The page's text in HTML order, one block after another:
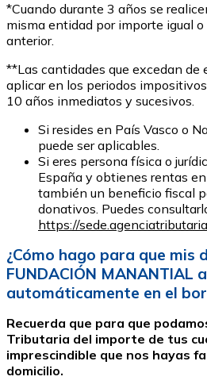
*Cuando durante 3 años se
misma entidad por importe igual o
anterior.
**Las cantidades que excedan de
aplicar en los periodos
10 años inmediatos y sucesivos.
Si resides en País Vasco o
puede ser aplicables.
Si eres persona física o
España y obtienes rentas
también un beneficio fiscal
donativos. Puedes
https://
¿Cómo hago para que mis
FUNDACIÓN MANANTIAL
automáticamente en el
Recuerda que para que
Tributaria del importe de tus
imprescindible que nos hayas
domicilio.